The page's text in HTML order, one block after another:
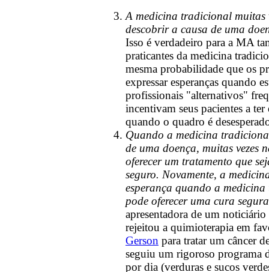
A medicina tradicional muitas
descobrir a causa de uma
Isso é verdadeiro para a MA
praticantes da medicina
mesma probabilidade que os
expressar esperanças quando
profissionais "alternativos"
incentivam seus pacientes a ter
quando o quadro é
Quando a medicina
de uma doença, muitas vezes
oferecer um tratamento que
seguro. Novamente, a
esperança quando a
pode oferecer uma cura
apresentadora de um
rejeitou a quimioterapia em
Gerson para tratar um câncer
seguiu um rigoroso programa
por dia (verduras e sucos